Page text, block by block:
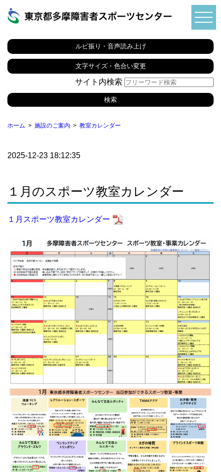
ルビ振り・音声読み上げ
文字サイズ・色合い変更
サイト内検索
ホーム 施設のご案内 教室カレンダー
2025-12-23 18:12:35
１月のスポーツ教室カレンダー
１月スポーツ教室カレンダー